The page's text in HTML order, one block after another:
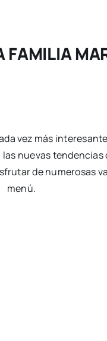
FAMILIA
vez más
nuevas tendencias
de numerosas
menú.